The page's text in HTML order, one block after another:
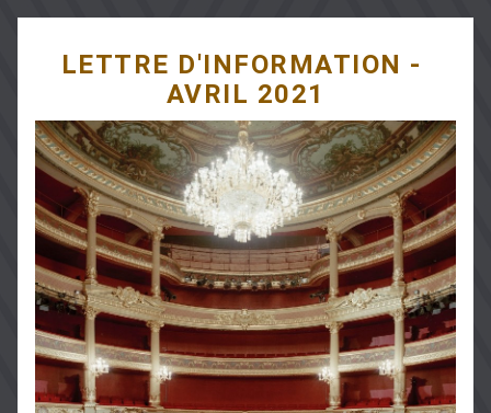
LETTRE D'INFORMATION -
AVRIL 2021